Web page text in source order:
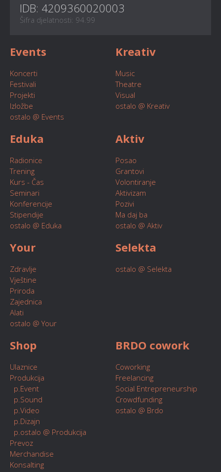
IDB: 4209360020003
Šifra djelatnosti: 94.99
Events
Koncerti
Festivali
Projekti
Izložbe
ostalo @ Events
Kreativ
Music
Theatre
Visual
ostalo @ Kreativ
Eduka
Radionice
Trening
Kurs - Čas
Seminari
Konferencije
Stipendije
ostalo @ Eduka
Aktiv
Posao
Grantovi
Volontiranje
Aktivizam
Pozivi
Ma daj ba
ostalo @ Aktiv
Your
Zdravlje
Vještine
Priroda
Zajednica
Alati
ostalo @ Your
Selekta
ostalo @ Selekta
Shop
Ulaznice
Produkcija
p.Event
p.Sound
p.Video
p.Dizajn
p.ostalo @ Produkcija
Prevoz
Merchandise
Konsalting
BRDO cowork
Coworking
Freelancing
Social Entrepreneurship
Crowdfunding
ostalo @ Brdo